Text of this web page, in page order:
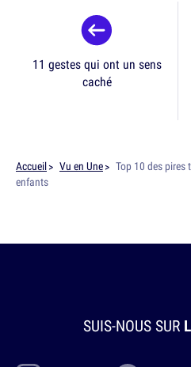
11 gestes qui ont un sens
caché
Accueil Vu en Une
Top 10 des pires
enfants
SUIS-NOUS SUR